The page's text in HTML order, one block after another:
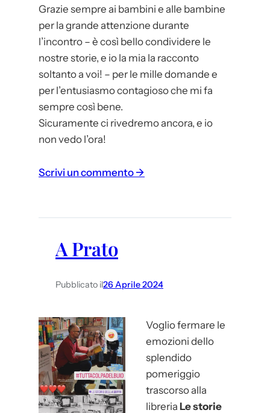
v
ì
Grazie sempre ai bambini e alle bambine
per la grande attenzione durante
l’incontro – è così bello condividere le
nostre storie, e io la mia la racconto
soltanto a voi! – per le mille domande e
per l’entusiasmo contagioso che mi fa
sempre così bene.
Sicuramente ci rivedremo ancora, e io
non vedo l’ora!
Scrivi un commento →
u
l
m
A Prato
Pubblicato il26 Aprile 2024
Voglio fermare le
emozioni dello
splendido
pomeriggio
trascorso alla
libreria Le storie